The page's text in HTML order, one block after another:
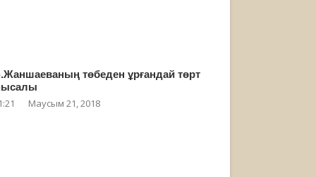
төбеден ұрғандай төрт
Маусым 21, 2018